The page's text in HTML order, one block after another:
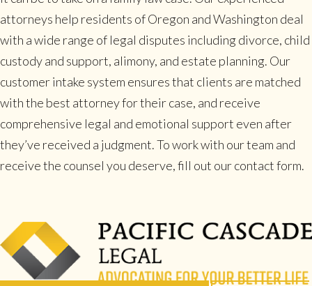
attorneys help residents of Oregon and Washington deal
with a wide range of legal disputes including divorce, child
custody and support, alimony, and estate planning. Our
customer intake system ensures that clients are matched
with the best attorney for their case, and receive
comprehensive legal and emotional support even after
they’ve received a judgment. To work with our team and
receive the counsel you deserve, fill out our contact form.